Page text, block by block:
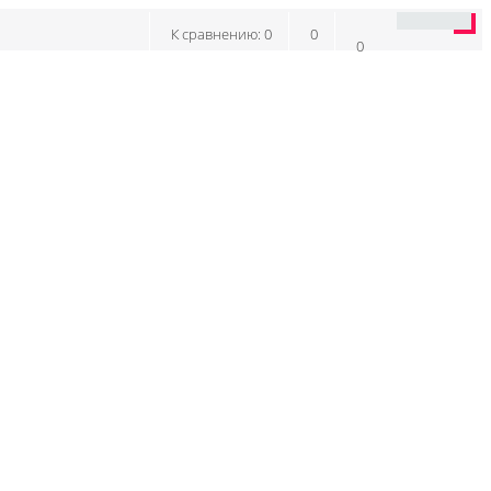
0
0
К сравнению: 0